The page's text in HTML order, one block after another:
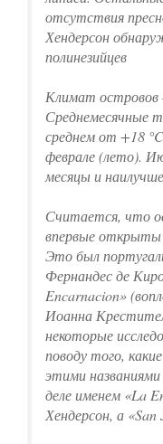
отсутствия
Хендерсон
полинезийцев
Климат островов
Среднемесячные
среднем от +18
феврале (лето).
месяцы и
Считается, что
впервые открыты
Это был
Фернандес де
Encarnacion»
Иоанна
некоторые
поводу того,
этими
деле именем «La
Хендерсон, а